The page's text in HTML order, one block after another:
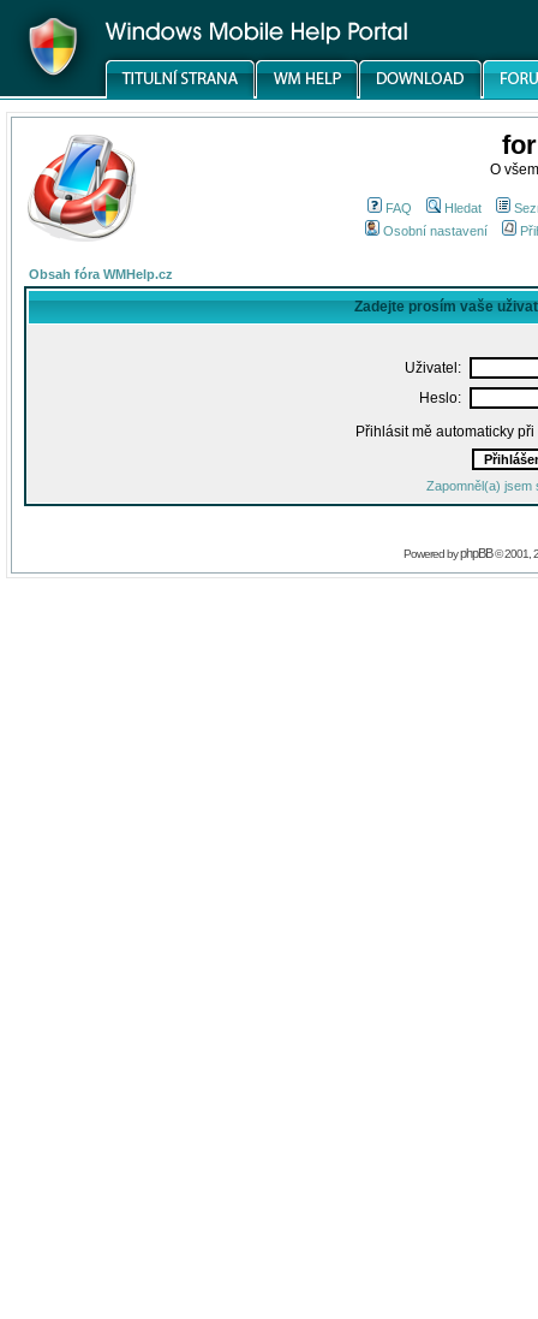
O
FAQ Hledat
Osobní nastavení
Obsah fóra WMHelp.cz
Zadejte prosím vaše
Uživatel:
Heslo:
Přihlásit mě automaticky
Zapomněl(a) jsem
Powered byphpBB© 2001,